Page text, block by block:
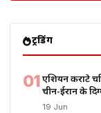
ट्रेंडिंग
01एशियन कराटे
चीन-ईरान के
19 Jun